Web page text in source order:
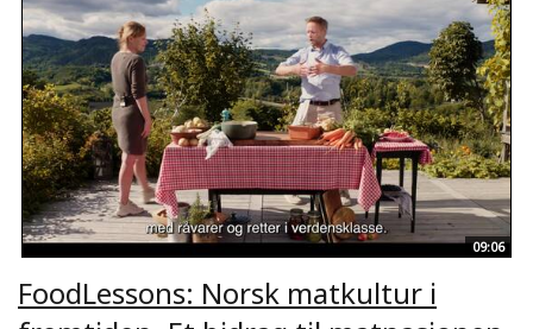
09:06
FoodLessons: Norsk matkultur i